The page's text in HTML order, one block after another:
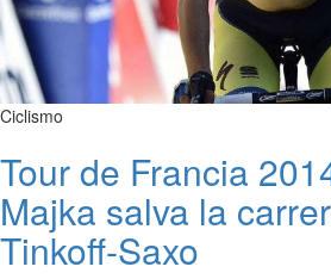
Ciclismo
Tour de Francia
Majka salva la
Tinkoff-Saxo